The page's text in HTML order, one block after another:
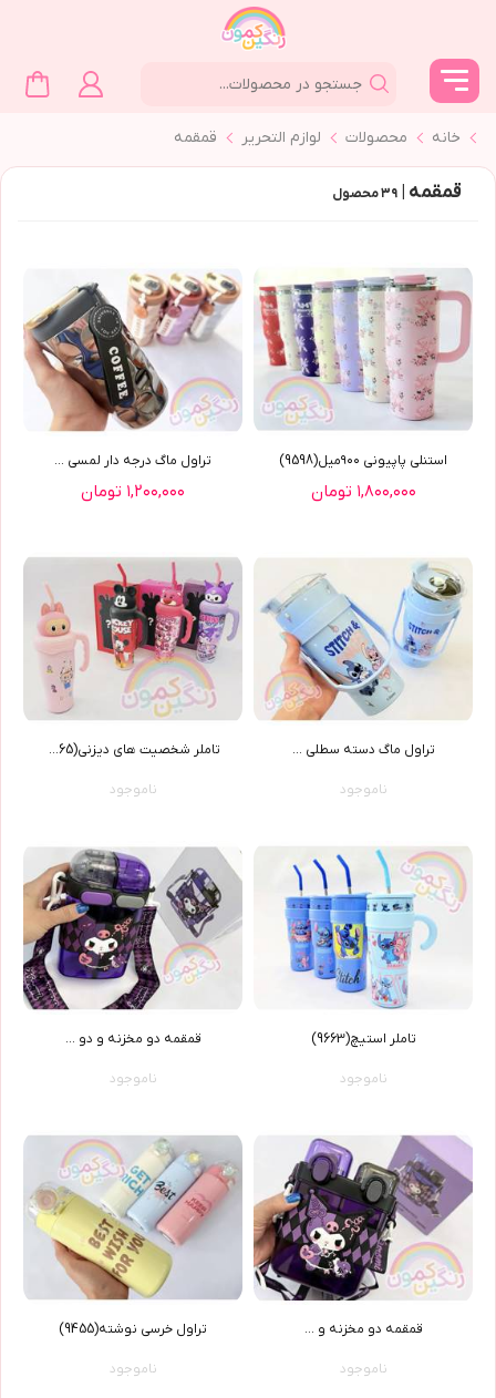
خانه محصولات لوازم التحرير قمقمه
قمقمه | ۳۹محصول
استنلي پاپيوني ٩٠٠ميل(9598)
۱,۸۰۰,۰۰۰ تومان
تراول ماگ درجه دار لمسي ...
۱,۲۰۰,۰۰۰ تومان
تراول ماگ دسته سطلي ...
ناموجود
تاملر شخصيت هاي ديزني(9665)
ناموجود
تاملر استيچ(9663)
ناموجود
قمقمه دو مخزنه و دو ...
ناموجود
قمقمه دو مخزنه و ...
ناموجود
تراول خرسي نوشته(9455)
ناموجود